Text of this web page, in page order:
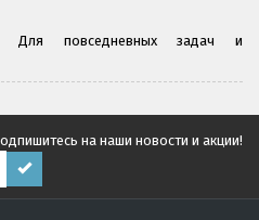
Для повседневных задач и
на наши новости и акции!